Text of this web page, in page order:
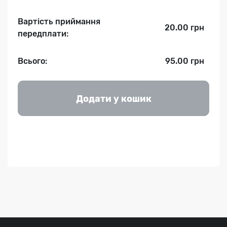
Вартість приймання
передплати:
20.00 грн
Всього: 95.00 грн
Додати у кошик